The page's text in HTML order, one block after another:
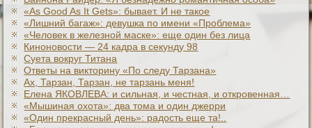
«As Good As It Gets»: бывает. И не такое
«Лишний багаж»: девушка по имени «Проблема»
«Человек в железной маске»: еще один без лица
Киноновости — 24 кадра в секунду 98
Суета вокруг Титана
Ответы на викторину «По следу Тарзана»
Ах, Тарзан, Тарзан, не тарзань меня!
Елена ЯКОВЛЕВА: и сильная, и честная, и откровенная…
«Мышиная охота»: два тома и один джерри
«Один прекрасный день»: радость еще та!..